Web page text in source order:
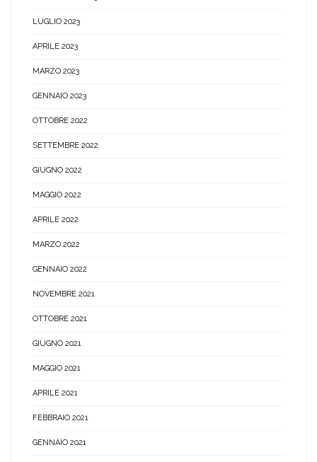
LUGLIO 2023
APRILE 2023
MARZO 2023
GENNAIO 2023
OTTOBRE 2022
SETTEMBRE 2022
GIUGNO 2022
MAGGIO 2022
APRILE 2022
MARZO 2022
GENNAIO 2022
NOVEMBRE 2021
OTTOBRE 2021
GIUGNO 2021
MAGGIO 2021
APRILE 2021
FEBBRAIO 2021
GENNAIO 2021